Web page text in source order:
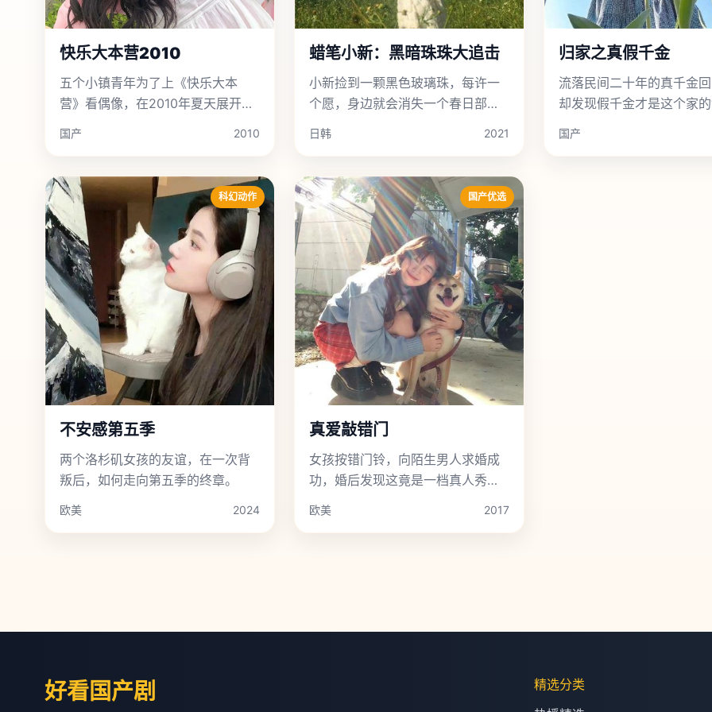
快乐大本营2010
五个小镇青年为了上《快乐大本
营》看偶像，在2010年夏天展开了
一场横跨半个中国的爆笑公路之
国产 2010
蜡笔小新：黑暗珠珠大追击
小新捡到一颗黑色玻璃珠，每许一
个愿，身边就会消失一个春日部熟
悉的人。
日韩 2021
归家之真假千金
流落民间二十年的真千金
却发现假千金才是这个家
儿”。
国产
科幻动作
不安感第五季
两个洛杉矶女孩的友谊，在一次背
叛后，如何走向第五季的终章。
欧美 2024
国产优选
真爱敲错门
女孩按错门铃，向陌生男人求婚成
功，婚后发现这竟是一档真人秀节
目。
欧美 2017
好看国产剧
精选分类